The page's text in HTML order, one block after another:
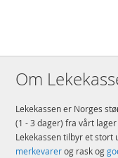
Produktdetaljer
Merke
Om
Lekekassen er Norges
(1 - 3 dager) fra vårt
Lekekassen tilbyr et stort
merkevarerog rask og